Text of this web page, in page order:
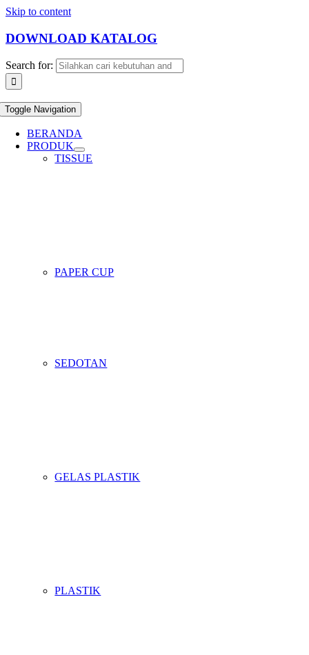
Skip to content
DOWNLOAD KATALOG
Search for:
Toggle Navigation
BERANDA
PRODUK
TISSUE
PAPER CUP
SEDOTAN
GELAS PLASTIK
PLASTIK